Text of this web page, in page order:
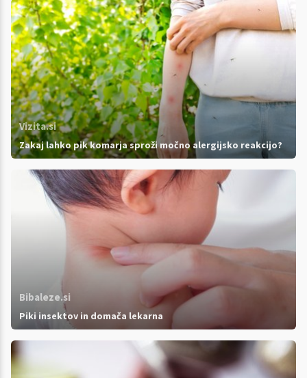
Vizita.si
Zakaj lahko pik komarja sproži močno alergijsko reakcijo?
Bibaleze.si
Piki insektov in domača lekarna